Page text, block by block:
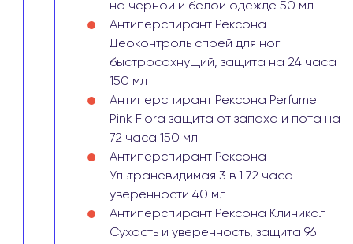
на черной и белой одежде 50 мл
Антиперспирант Рексона
Деоконтроль спрей для ног
быстросохнущий, защита на 24 часа
150 мл
Антиперспирант Рексона Perfume
Pink Flora защита от запаха и пота на
72 часа 150 мл
Антиперспирант Рексона
Ультраневидимая 3 в 1 72 часа
уверенности 40 мл
Антиперспирант Рексона Клиникал
Сухость и уверенность, защита 96